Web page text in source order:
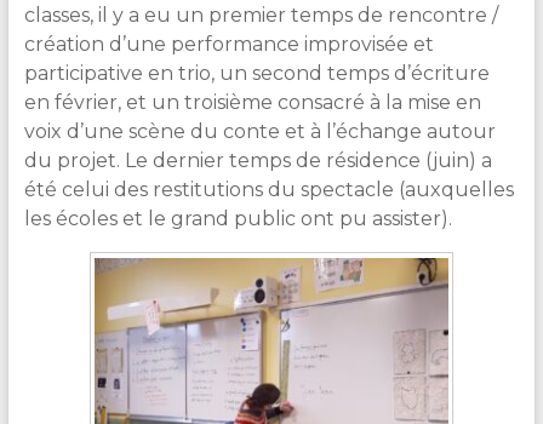
classes, il y a eu un premier temps de rencontre /
création d’une performance improvisée et
participative en trio, un second temps d’écriture
en février, et un troisième consacré à la mise en
voix d’une scène du conte et à l’échange autour
du projet. Le dernier temps de résidence (juin) a
été celui des restitutions du spectacle (auxquelles
les écoles et le grand public ont pu assister).